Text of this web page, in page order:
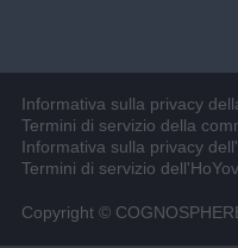
Informativa sulla privacy
Termini di servizio della
Informativa sulla privacy
Termini di servizio
Copyright ©